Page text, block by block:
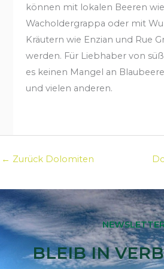
können mit lokalen Beeren wie
Wacholdergrappa oder mit
Kräutern wie Enzian und Rue
werden. Für Liebhaber von
es keinen Mangel an
und vielen anderen.
← Zurück Dolomiten
BLEIB IN